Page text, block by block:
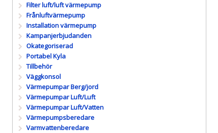
Filter luft/luft värmepump
Frånluftvärmepump
Installation värmepump
Kampanjerbjudanden
Okategoriserad
Portabel Kyla
Tillbehör
Väggkonsol
Värmepumpar Berg/jord
Värmepumpar Luft/Luft
Värmepumpar Luft/Vatten
Värmepumpsberedare
Varmvattenberedare